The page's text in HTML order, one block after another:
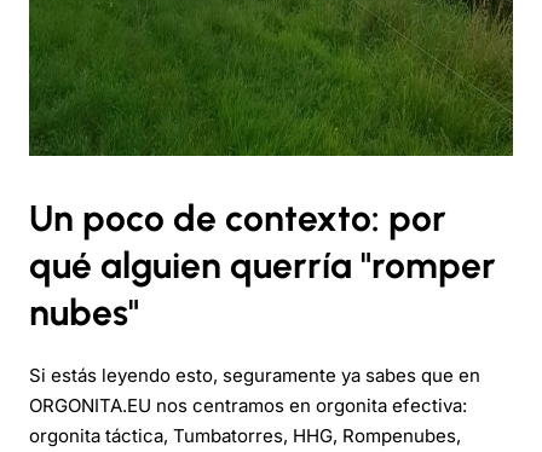
Un poco de contexto: por
qué alguien querría "romper
nubes"
Si estás leyendo esto, seguramente ya sabes que en
ORGONITA.EU nos centramos en orgonita efectiva:
orgonita táctica, Tumbatorres, HHG, Rompenubes,